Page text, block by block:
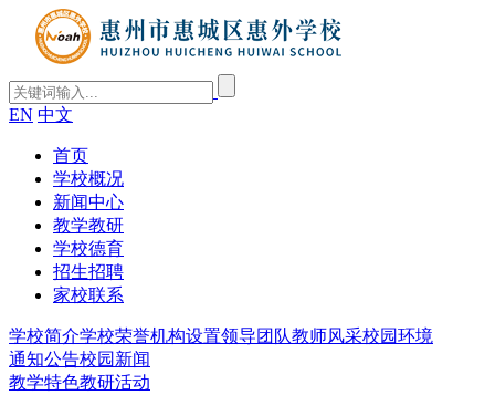
EN 中文
首页
学校概况
新闻中心
教学教研
学校德育
招生招聘
家校联系
学校简介学校荣誉机构设置领导团队教师风采校园环境
通知公告校园新闻
教学特色教研活动